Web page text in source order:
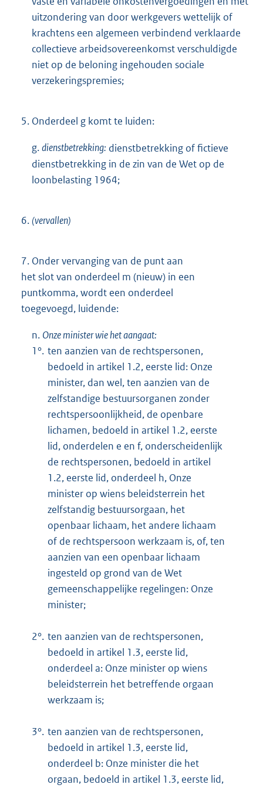
uitzondering van door werkgevers wettelijk of
krachtens een algemeen verbindend verklaarde
collectieve arbeidsovereenkomst verschuldigde
niet op de beloning ingehouden sociale
verzekeringspremies;
5. Onderdeel g komt te luiden:
g.dienstbetrekking: dienstbetrekking of fictieve
dienstbetrekking in de zin van de Wet op de
loonbelasting 1964;
6. (vervallen)
7. Onder vervanging van de punt aan
het slot van onderdeel m (nieuw) in een
puntkomma, wordt een onderdeel
toegevoegd, luidende:
n. Onze minister wie het aangaat:
1°. ten aanzien van de rechtspersonen,
bedoeld in artikel 1.2, eerste lid: Onze
minister, dan wel, ten aanzien van de
zelfstandige bestuursorganen zonder
rechtspersoonlijkheid, de openbare
lichamen, bedoeld in artikel 1.2, eerste
lid, onderdelen e en f, onderscheidenlijk
de rechtspersonen, bedoeld in artikel
1.2, eerste lid, onderdeel h, Onze
minister op wiens beleidsterrein het
zelfstandig bestuursorgaan, het
openbaar lichaam, het andere lichaam
of de rechtspersoon werkzaam is, of, ten
aanzien van een openbaar lichaam
ingesteld op grond van de Wet
gemeenschappelijke regelingen: Onze
minister;
2°. ten aanzien van de rechtspersonen,
bedoeld in artikel 1.3, eerste lid,
onderdeel a: Onze minister op wiens
beleidsterrein het betreffende orgaan
werkzaam is;
3°. ten aanzien van de rechtspersonen,
bedoeld in artikel 1.3, eerste lid,
onderdeel b: Onze minister die het
orgaan, bedoeld in artikel 1.3, eerste lid,